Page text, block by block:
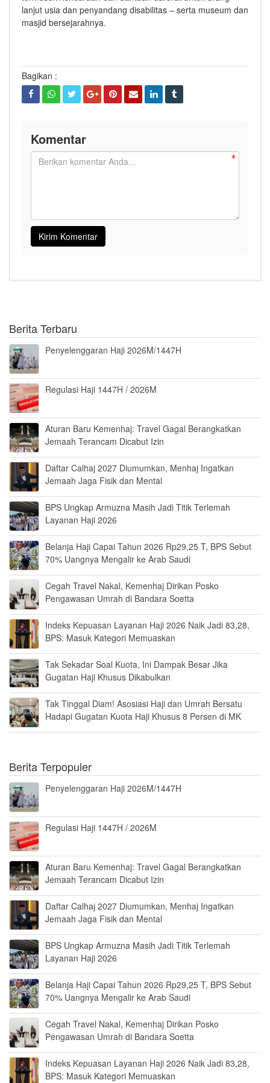
lanjut usia dan penyandang disabilitas – serta museum dan
masjid bersejarahnya.
Bagikan :
Komentar
Berita Terbaru
Penyelenggaran Haji 2026M/1447H
Regulasi Haji 1447H / 2026M
Aturan Baru Kemenhaj: Travel Gagal Berangkatkan
Jemaah Terancam Dicabut Izin
Daftar Calhaj 2027 Diumumkan, Menhaj Ingatkan
Jemaah Jaga Fisik dan Mental
BPS Ungkap Armuzna Masih Jadi Titik Terlemah
Layanan Haji 2026
Belanja Haji Capai Tahun 2026 Rp29,25 T, BPS Sebut
70% Uangnya Mengalir ke Arab Saudi
Cegah Travel Nakal, Kemenhaj Dirikan Posko
Pengawasan Umrah di Bandara Soetta
Indeks Kepuasan Layanan Haji 2026 Naik Jadi 83,28,
BPS: Masuk Kategori Memuaskan
Tak Sekadar Soal Kuota, Ini Dampak Besar Jika
Gugatan Haji Khusus Dikabulkan
Tak Tinggal Diam! Asosiasi Haji dan Umrah Bersatu
Hadapi Gugatan Kuota Haji Khusus 8 Persen di MK
Berita Terpopuler
Penyelenggaran Haji 2026M/1447H
Regulasi Haji 1447H / 2026M
Aturan Baru Kemenhaj: Travel Gagal Berangkatkan
Jemaah Terancam Dicabut Izin
Daftar Calhaj 2027 Diumumkan, Menhaj Ingatkan
Jemaah Jaga Fisik dan Mental
BPS Ungkap Armuzna Masih Jadi Titik Terlemah
Layanan Haji 2026
Belanja Haji Capai Tahun 2026 Rp29,25 T, BPS Sebut
70% Uangnya Mengalir ke Arab Saudi
Cegah Travel Nakal, Kemenhaj Dirikan Posko
Pengawasan Umrah di Bandara Soetta
Indeks Kepuasan Layanan Haji 2026 Naik Jadi 83,28,
BPS: Masuk Kategori Memuaskan